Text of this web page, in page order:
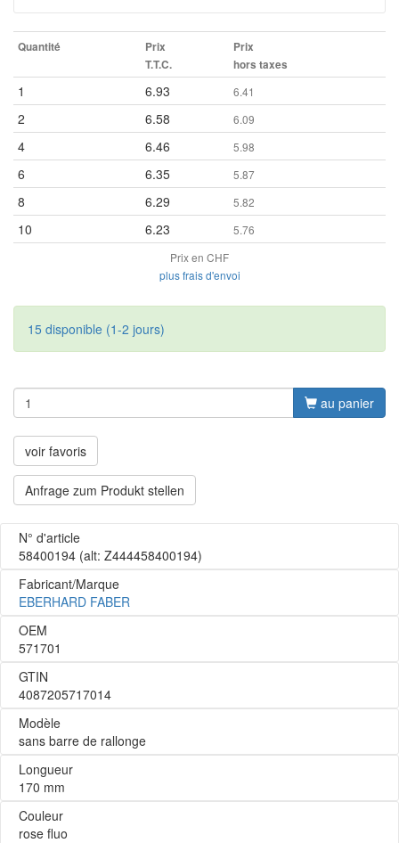
Quantité
Prix
T.T.C.
Prix
hors taxes
1 6.93 6.41
2 6.58 6.09
4 6.46 5.98
6 6.35 5.87
8 6.29 5.82
10 6.23
5.76
Prix en CHF
plus frais d'envoi
15 disponible (1-2 jours)
au panier
voir favoris
Anfrage zum Produkt stellen
N° d'article
58400194 (alt: Z444458400194)
Fabricant/Marque
EBERHARD FABER
OEM
571701
GTIN
4087205717014
Modèle
sans barre de rallonge
Longueur
170 mm
Couleur
rose fluo